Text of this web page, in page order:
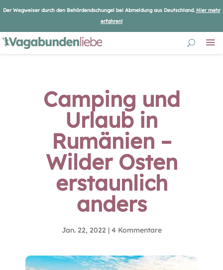
Der Wegweiser durch den Behördendschungel bei Abmeldung aus Deutschland. Hier mehr
erfahren!
Camping und
Urlaub in
Rumänien –
Wilder Osten
erstaunlich
anders
Jan. 22, 2022| 4 Kommentare